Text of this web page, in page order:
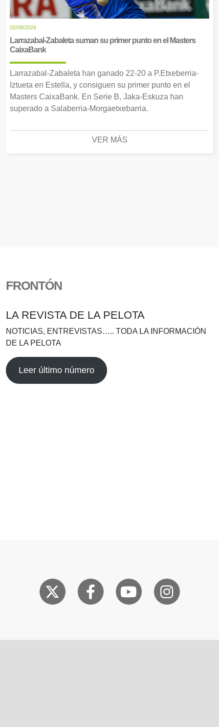
02/08/2026
Larrazabal-Zabaleta suman su primer punto en el Masters
CaixaBank
Larrazabal-Zabaleta han ganado 22-20 a P.Etxeberria-
Iztueta en Estella, y consiguen su primer punto en el
Masters CaixaBank. En Serie B, Jaka-Eskuza han
superado a Salaberria-Morgaetxebarria.
VER MÁS
FRONTÓN
LA REVISTA DE LA PELOTA
NOTICIAS, ENTREVISTAS….. TODA LA INFORMACIÓN
DE LA PELOTA
Leer último número